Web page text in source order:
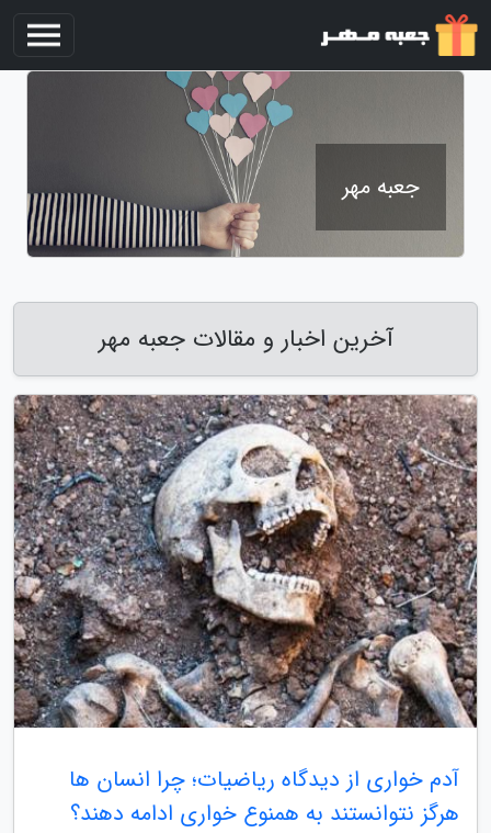
جعبه مهر
آخرین اخبار و مقالات جعبه مهر
آدم خواری از دیدگاه ریاضیات؛ چرا انسان ها
هرگز نتوانستند به همنوع خواری ادامه دهند؟